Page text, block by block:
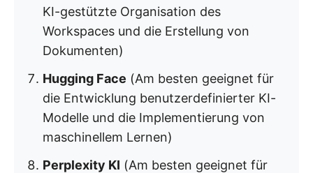
KI-gestützte Organisation des
Workspaces und die Erstellung von
Dokumenten)
Hugging Face (Am besten geeignet für
die Entwicklung benutzerdefinierter KI-
Modelle und die Implementierung von
maschinellem Lernen)
Perplexity KI (Am besten geeignet für